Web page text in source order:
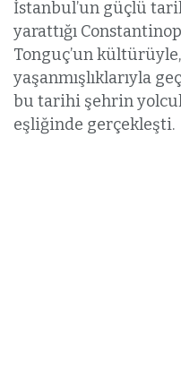
İstanbul’un güçlü
yarattığı
Tonguç’un kültürüyle,
yaşanmışlıklarıyla
bu tarihi şehrin
eşliğinde gerçekleşti.